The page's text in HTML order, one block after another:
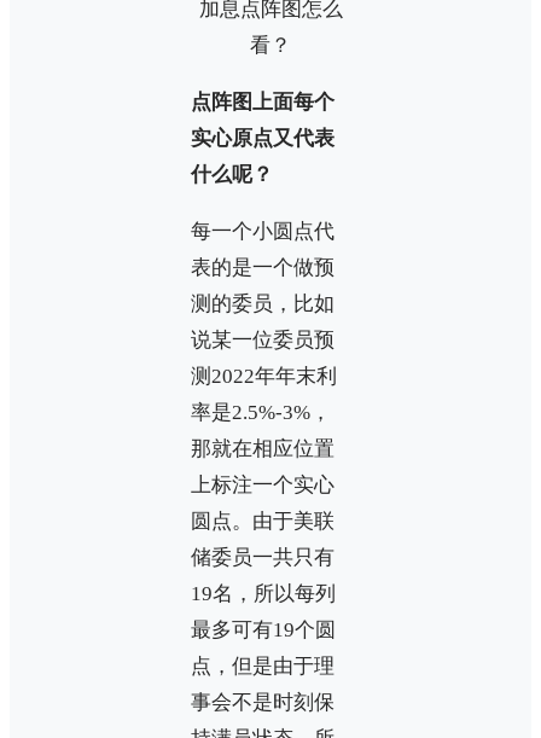
点阵图上面每个
实心原点又代表
什么呢？
每一个小圆点代
表的是一个做预
测的委员，比如
说某一位委员预
测2022年年末利
率是2.5%-3%，
那就在相应位置
上标注一个实心
圆点。由于美联
储委员一共只有
19名，所以每列
最多可有19个圆
点，但是由于理
事会不是时刻保